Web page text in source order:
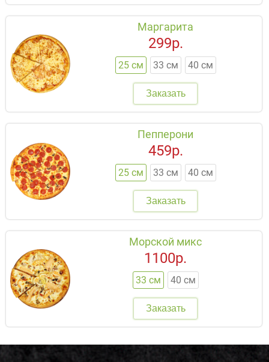
Маргарита
25 см 33 см 40 см
299р.
Заказать
Пепперони
25 см 33 см 40 см
459р.
Заказать
Морской микс
33 см 40 см
1100р.
Заказать